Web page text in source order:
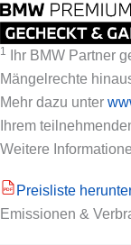
1
Ihr BMW Partner
Mängelrechte
Mehr dazu unter
Ihrem
Weitere
PDF
Preisliste
Emissionen &